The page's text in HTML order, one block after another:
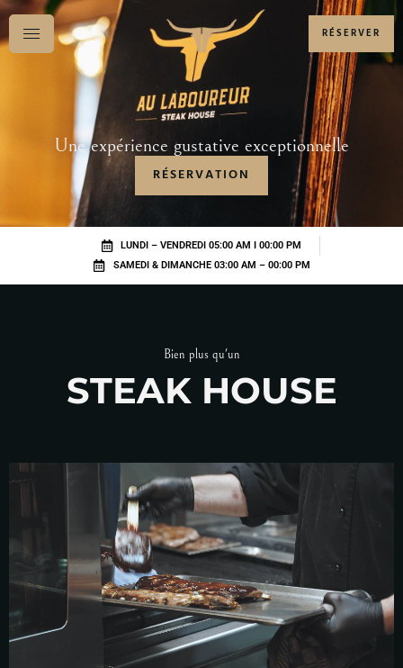
RÉSERVER
Une expérience gustative exceptionnelle
RÉSERVATION
LUNDI – VENDREDI 05:00 AM I 00:00 PM
SAMEDI & DIMANCHE 03:00 AM – 00:00 PM
Bien plus qu'un
STEAK HOUSE